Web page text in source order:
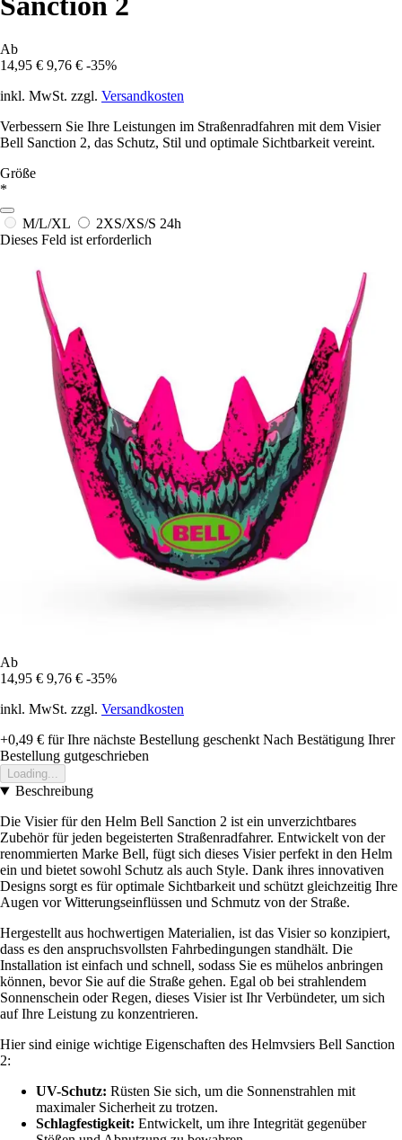
Ab
14,95 € 9,76 € -35%
inkl. MwSt. zzgl. Versandkosten
Verbessern Sie Ihre Leistungen im Straßenradfahren mit dem Visier
Bell Sanction 2, das Schutz, Stil und optimale Sichtbarkeit vereint.
Größe
*
M/L/XL 2XS/XS/S 24h
Dieses Feld ist erforderlich
Ab
14,95 € 9,76 € -35%
inkl. MwSt. zzgl. Versandkosten
+0,49 € für Ihre nächste Bestellung geschenkt Nach Bestätigung Ihrer
Bestellung gutgeschrieben
Loading...
Beschreibung
Die Visier für den Helm Bell Sanction 2 ist ein unverzichtbares
Zubehör für jeden begeisterten Straßenradfahrer. Entwickelt von der
renommierten Marke Bell, fügt sich dieses Visier perfekt in den Helm
ein und bietet sowohl Schutz als auch Style. Dank ihres innovativen
Designs sorgt es für optimale Sichtbarkeit und schützt gleichzeitig Ihre
Augen vor Witterungseinflüssen und Schmutz von der Straße.
Hergestellt aus hochwertigen Materialien, ist das Visier so konzipiert,
dass es den anspruchsvollsten Fahrbedingungen standhält. Die
Installation ist einfach und schnell, sodass Sie es mühelos anbringen
können, bevor Sie auf die Straße gehen. Egal ob bei strahlendem
Sonnenschein oder Regen, dieses Visier ist Ihr Verbündeter, um sich
auf Ihre Leistung zu konzentrieren.
Hier sind einige wichtige Eigenschaften des Helmvsiers Bell Sanction
2:
UV-Schutz: Rüsten Sie sich, um die Sonnenstrahlen mit
maximaler Sicherheit zu trotzen.
Schlagfestigkeit: Entwickelt, um ihre Integrität gegenüber